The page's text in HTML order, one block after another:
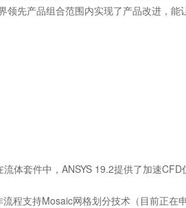
领先产品组合范围内实现了产品改进，
流体套件中，ANSYS 19.2提供了加速CFD
程支持Mosaic网格划分技术（目前正在